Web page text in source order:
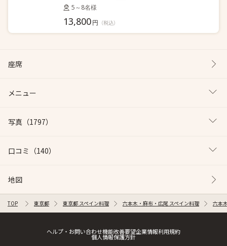
5～8名様
13,800円 （税込）
座席
メニュー
写真 （1797）
口コミ （140）
地図
TOP 東京都 東京都 スペイン料理 六本木・麻布・広尾 スペイン料理 六本
ヘルプ・お問い合わせ機能改善要望企業情報利用規約
個人情報保護方針